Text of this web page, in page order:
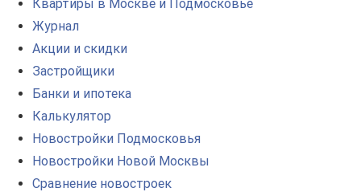
Квартиры в Москве и Подмосковье
Журнал
Акции и скидки
Застройщики
Банки и ипотека
Калькулятор
Новостройки Подмосковья
Новостройки Новой Москвы
Сравнение новостроек